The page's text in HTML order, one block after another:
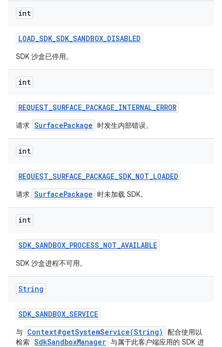
int
LOAD_SDK_SDK_SANDBOX_DISABLED
SDK 沙盒已停用。
int
REQUEST_SURFACE_PACKAGE_INTERNAL_ERROR
请求 SurfacePackage 时发生内部错误。
int
REQUEST_SURFACE_PACKAGE_SDK_NOT_LOADED
请求 SurfacePackage 时未加载 SDK。
int
SDK_SANDBOX_PROCESS_NOT_AVAILABLE
SDK 沙盒进程不可用。
String
SDK_SANDBOX_SERVICE
与 Context#getSystemService(String)
配合使用以
检索 SdkSandboxManager 与属于此客户端应用的 SDK 进